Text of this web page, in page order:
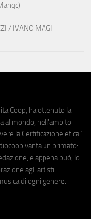
/ IVANO MAGI
Coop, ha ottenuto la
al mondo, nell'ambito
la Certificazione etica".
vanta un primato:
e appena può, lo
agli artisti.
di ogni genere.